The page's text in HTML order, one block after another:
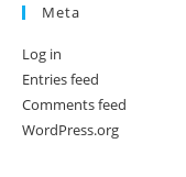
Meta
Log in
Entries feed
Comments feed
WordPress.org